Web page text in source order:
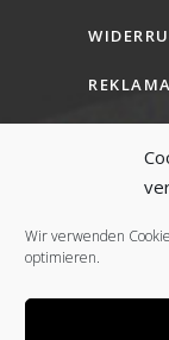
Wir verwenden
optimieren.
AGB